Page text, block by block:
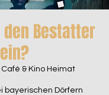
Bestatter
ein?
Café & Kino Heimat
bayerischen Dörfern